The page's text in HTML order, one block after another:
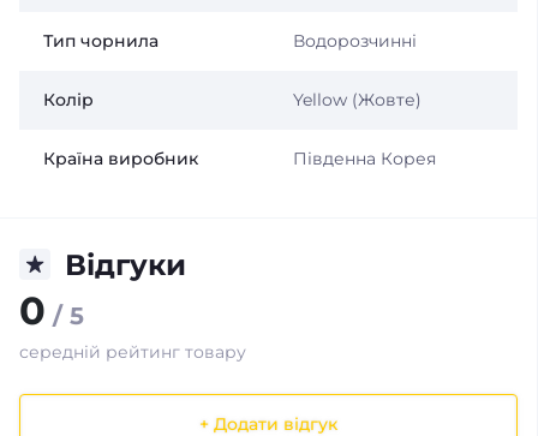
Тип чорнила Водорозчинні
Колір Yellow (Жовте)
Країна виробник Південна Корея
Відгуки
0 / 5
середній рейтинг товару
+ Додати відгук